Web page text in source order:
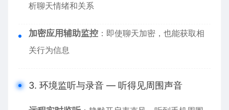
析聊天情绪和关系
加密应用辅助监控 ：即使聊天加密，也能获取相
关行为信息
3. 环境监听与录音 — 听得见周围声音